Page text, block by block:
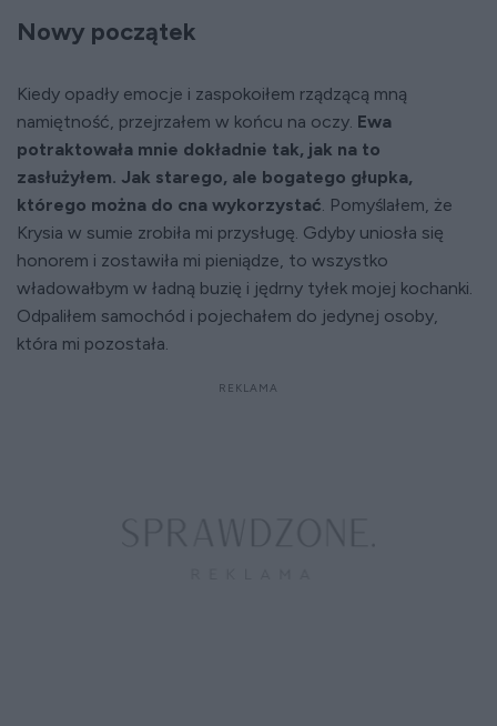
Nowy początek
Kiedy opadły emocje i zaspokoiłem rządzącą mną
namiętność, przejrzałem w końcu na oczy. Ewa
potraktowała mnie dokładnie tak, jak na to
zasłużyłem. Jak starego, ale bogatego głupka,
którego można do cna wykorzystać. Pomyślałem, że
Krysia w sumie zrobiła mi przysługę. Gdyby uniosła się
honorem i zostawiła mi pieniądze, to wszystko
władowałbym w ładną buzię i jędrny tyłek mojej kochanki.
Odpaliłem samochód i pojechałem do jedynej osoby,
która mi pozostała.